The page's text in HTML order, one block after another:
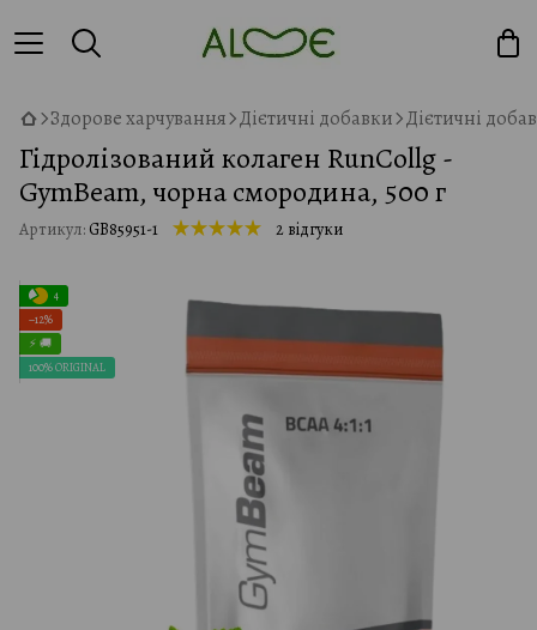
Здорове харчування Дієтичні добавки Дієтичні
Гідролізований колаген RunCollg -
GymBeam, чорна смородина, 500 г
Артикул: GB85951-1 2 відгуки
4
−12%
⚡ 🚚
100% ORIGINAL